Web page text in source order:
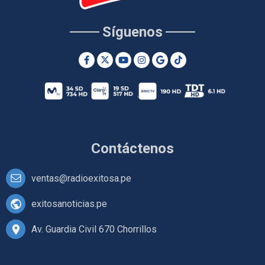
Contáctenos
ventas@radioexitosa.pe
exitosanoticias.pe
Av. Guardia Civil 670 Chorrillos
Síguenos